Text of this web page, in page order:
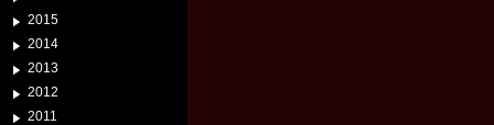
2015
2014
2013
2012
2011